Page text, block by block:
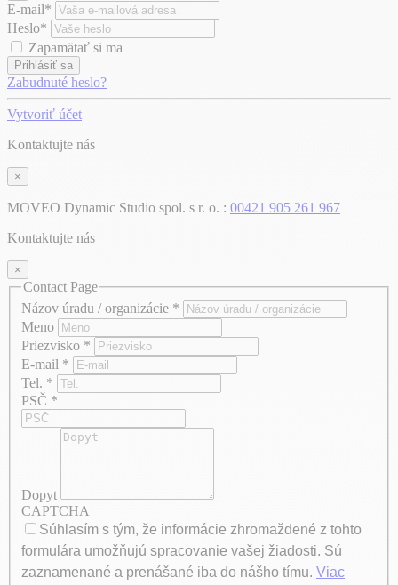
E-mail*
Heslo*
Zapamätať si ma
Prihlásiť sa
Zabudnuté heslo?
Vytvoriť účet
Kontaktujte nás
×
MOVEO Dynamic Studio spol. s r. o. : 00421 905 261 967
Kontaktujte nás
×
Contact Page
Názov úradu / organizácie *
Meno
Priezvisko *
E-mail *
Tel. *
PSČ *
Dopyt
CAPTCHA
Súhlasím s tým, že informácie zhromaždené z tohto
formulára umožňujú spracovanie vašej žiadosti. Sú
zaznamenané a prenášané iba do nášho tímu. Viac